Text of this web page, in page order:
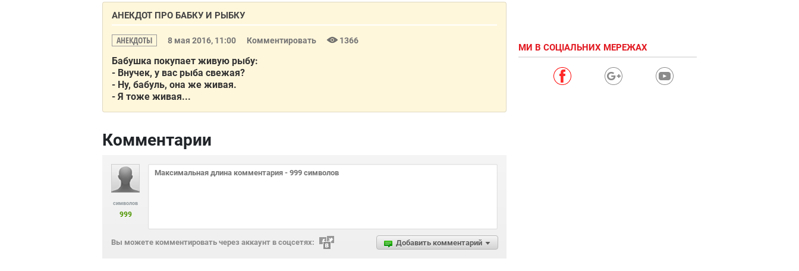
АНЕКДОТ ПРО БАБКУ И РЫБКУ
АНЕКДОТЫ 8 мая 2016, 11:00 Комментировать 1366
Бабушка покупает живую рыбу:
- Внучек, у вас рыба свежая?
- Ну, бабуль, она же живая.
- Я тоже живая...
Комментарии
символов
999
Добавить комментарий
Вы можете комментировать через аккаунт в соцсетях:
МИ В СОЦІАЛЬНИХ МЕРЕЖАХ